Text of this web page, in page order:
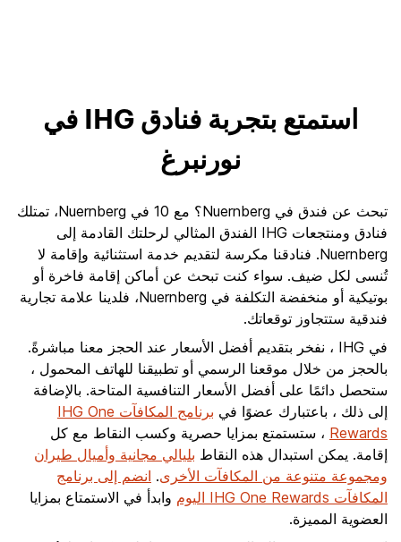
استمتع بتجربة فنادق IHG في
نورنبرغ
تبحث عن فندق في Nuernberg؟ مع 10 في Nuernberg، تمتلك
فنادق ومنتجعات IHG الفندق المثالي لرحلتك القادمة إلى
Nuernberg. فنادقنا مكرسة لتقديم خدمة استثنائية وإقامة لا
تُنسى لكل ضيف. سواء كنت تبحث عن أماكن إقامة فاخرة أو
بوتيكية أو منخفضة التكلفة في Nuernberg، فلدينا علامة تجارية
فندقية ستتجاوز توقعاتك.
في IHG ، نفخر بتقديم أفضل الأسعار عند الحجز معنا مباشرةً.
بالحجز من خلال موقعنا الرسمي أو تطبيقنا للهاتف المحمول ،
ستحصل دائمًا على أفضل الأسعار التنافسية المتاحة. بالإضافة
إلى ذلك ، باعتبارك عضوًا في
برنامج المكافآت IHG One
Rewards ، ستستمتع بمزايا حصرية وكسب النقاط مع كل
إقامة. يمكن استبدال هذه النقاط بليالي مجانية وأميال طيران
ومجموعة متنوعة من المكافآت الأخرى. انضم إلى برنامج
المكافآت IHG One Rewards اليوم
وابدأ في الاستمتاع بمزايا
العضوية المميزة.